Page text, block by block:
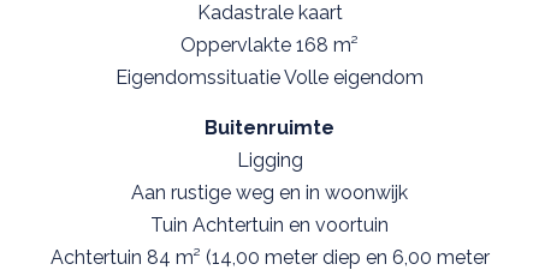
Kadastrale kaart
Oppervlakte 168 m²
Eigendomssituatie Volle eigendom
Buitenruimte
Ligging
Aan rustige weg en in woonwijk
Tuin Achtertuin en voortuin
Achtertuin 84 m² (14,00 meter diep en 6,00 meter